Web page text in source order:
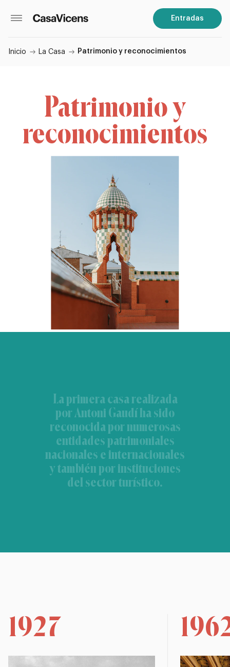
Entradas
Inicio La Casa Patrimonio y reconocimientos
Patrimonio y
reconocimientos
La primera casa realizada
por Antoni Gaudí ha sido
reconocida por numerosas
entidades patrimoniales
nacionales e internacionales
y también por instituciones
del sector turístico.
1927